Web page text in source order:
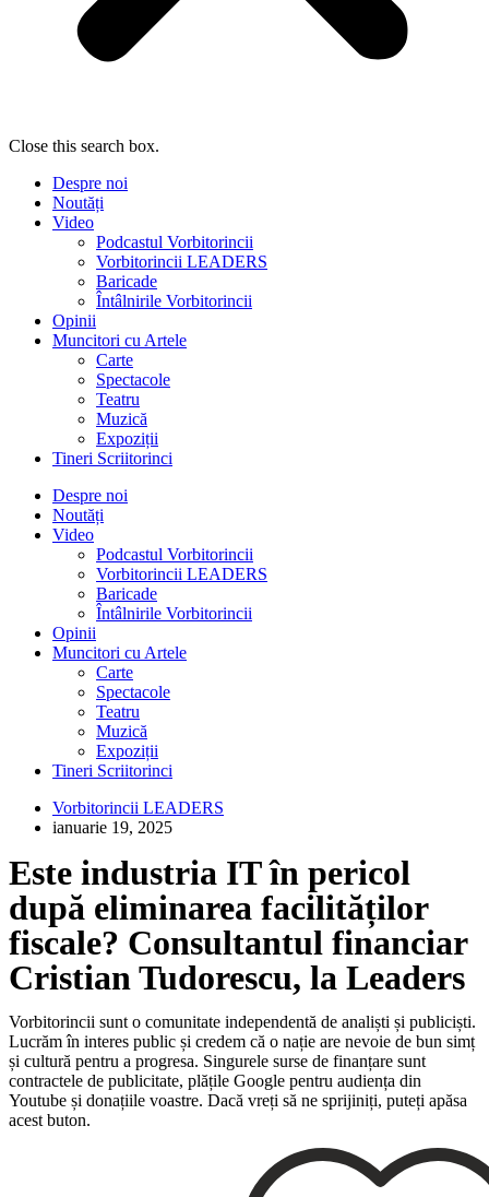
Close this search box.
Despre noi
Noutăți
Video
Podcastul Vorbitorincii
Vorbitorincii LEADERS
Baricade
Întâlnirile Vorbitorincii
Opinii
Muncitori cu Artele
Carte
Spectacole
Teatru
Muzică
Expoziții
Tineri Scriitorinci
Despre noi
Noutăți
Video
Podcastul Vorbitorincii
Vorbitorincii LEADERS
Baricade
Întâlnirile Vorbitorincii
Opinii
Muncitori cu Artele
Carte
Spectacole
Teatru
Muzică
Expoziții
Tineri Scriitorinci
Vorbitorincii LEADERS
ianuarie 19, 2025
Este industria IT în pericol
după eliminarea facilităților
fiscale? Consultantul financiar
Cristian Tudorescu, la Leaders
Vorbitorincii sunt o comunitate independentă de analiști și publiciști.
Lucrăm în interes public și credem că o nație are nevoie de bun simț
și cultură pentru a progresa. Singurele surse de finanțare sunt
contractele de publicitate, plățile Google pentru audiența din
Youtube și donațiile voastre. Dacă vreți să ne sprijiniți, puteți apăsa
acest buton.